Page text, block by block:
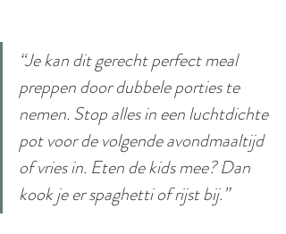
“Je kan dit gerecht perfect meal
preppen door dubbele porties te
nemen. Stop alles in een luchtdichte
pot voor de volgende avondmaaltijd
of vries in. Eten de kids mee? Dan
kook je er spaghetti of rijst bij.”